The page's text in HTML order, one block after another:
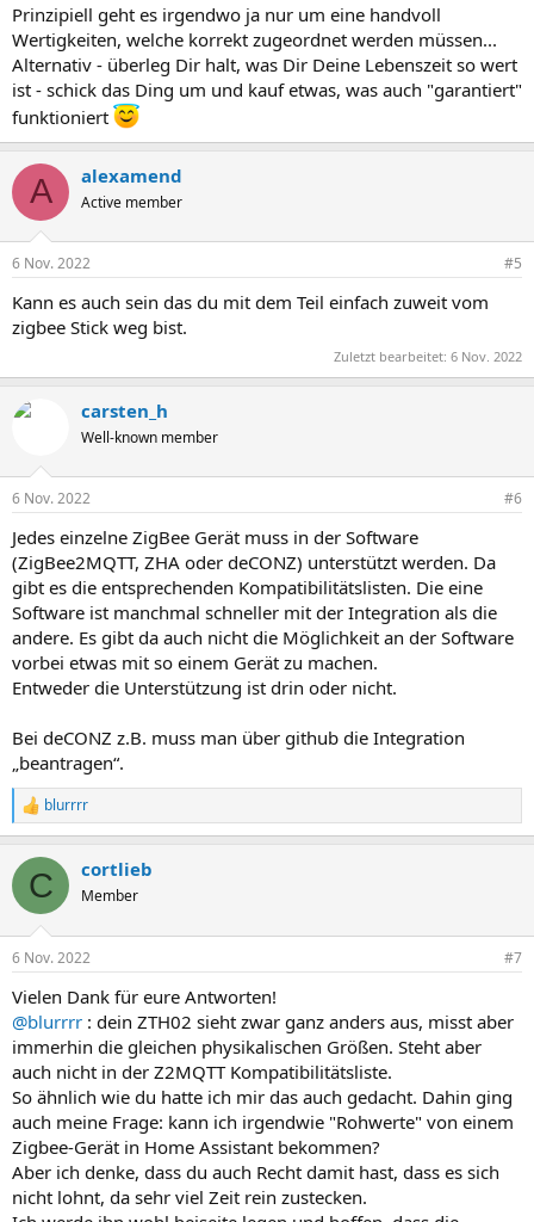
Prinzipiell geht es irgendwo ja nur um eine handvoll
Wertigkeiten, welche korrekt zugeordnet werden müssen...
Alternativ - überleg Dir halt, was Dir Deine Lebenszeit so wert
ist - schick das Ding um und kauf etwas, was auch "garantiert"
funktioniert
A alexamend
Active member
6 Nov. 2022 #5
Kann es auch sein das du mit dem Teil einfach zuweit vom
zigbee Stick weg bist.
Zuletzt bearbeitet: 6 Nov. 2022
carsten_h
Well-known member
6 Nov. 2022 #6
Jedes einzelne ZigBee Gerät muss in der Software
(ZigBee2MQTT, ZHA oder deCONZ) unterstützt werden. Da
gibt es die entsprechenden Kompatibilitätslisten. Die eine
Software ist manchmal schneller mit der Integration als die
andere. Es gibt da auch nicht die Möglichkeit an der Software
vorbei etwas mit so einem Gerät zu machen.
Entweder die Unterstützung ist drin oder nicht.
Bei deCONZ z.B. muss man über github die Integration
„beantragen“.
R
e
k
i
e
:
blurrrr
C cortlieb
Member
6 Nov. 2022 #7
Vielen Dank für eure Antworten!
@blurrrr : dein ZTH02 sieht zwar ganz anders aus, misst aber
immerhin die gleichen physikalischen Größen. Steht aber
auch nicht in der Z2MQTT Kompatibilitätsliste.
So ähnlich wie du hatte ich mir das auch gedacht. Dahin ging
auch meine Frage: kann ich irgendwie "Rohwerte" von einem
Zigbee-Gerät in Home Assistant bekommen?
Aber ich denke, dass du auch Recht damit hast, dass es sich
nicht lohnt, da sehr viel Zeit rein zustecken.